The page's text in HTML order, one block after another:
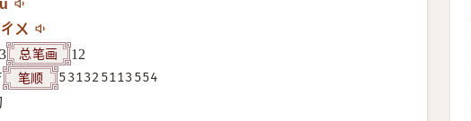
ㄔㄨ
3
总笔画
12
笔顺
531325113554